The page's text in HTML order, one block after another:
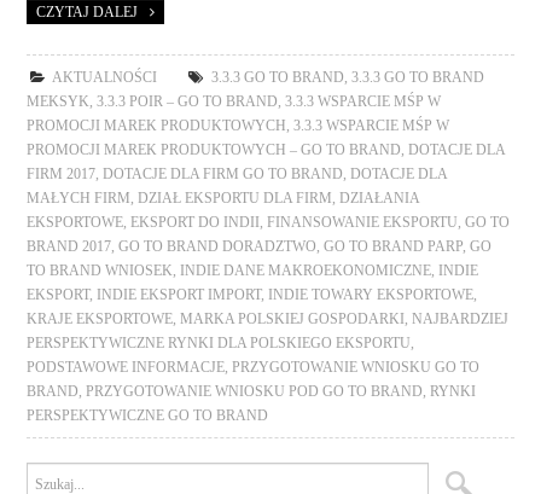
CZYTAJ DALEJ
AKTUALNOŚCI 3.3.3 GO TO BRAND ,3.3.3 GO TO BRAND
MEKSYK
,3.3.3 POIR – GO TO BRAND ,3.3.3 WSPARCIE MŚP W
PROMOCJI MAREK PRODUKTOWYCH
,3.3.3 WSPARCIE MŚP W
PROMOCJI MAREK PRODUKTOWYCH – GO TO BRAND
DOTACJE DLA
FIRM 2017
DOTACJE DLA FIRM GO TO BRAND
DOTACJE DLA
MAŁYCH FIRM
DZIAŁ EKSPORTU DLA FIRM
DZIAŁANIA
EKSPORTOWE
EKSPORT DO INDII FINANSOWANIE EKSPORTU ,GO TO
BRAND 2017 ,GO TO BRAND DORADZTWO ,GO TO BRAND PARP ,GO
TO BRAND WNIOSEK
INDIE DANE MAKROEKONOMICZNE
INDIE
EKSPORT, INDIE EKSPORT IMPORT, INDIE TOWARY EKSPORTOWE
KRAJE EKSPORTOWE
MARKA POLSKIEJ GOSPODARKI
NAJBARDZIEJ
PERSPEKTYWICZNE RYNKI DLA POLSKIEGO EKSPORTU
PODSTAWOWE INFORMACJE
PRZYGOTOWANIE WNIOSKU GO TO
BRAND
PRZYGOTOWANIE WNIOSKU POD GO TO BRAND
RYNKI
PERSPEKTYWICZNE GO TO BRAND